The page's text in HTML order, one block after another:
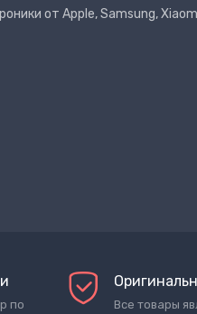
от Apple, Samsung,
по
Все товары